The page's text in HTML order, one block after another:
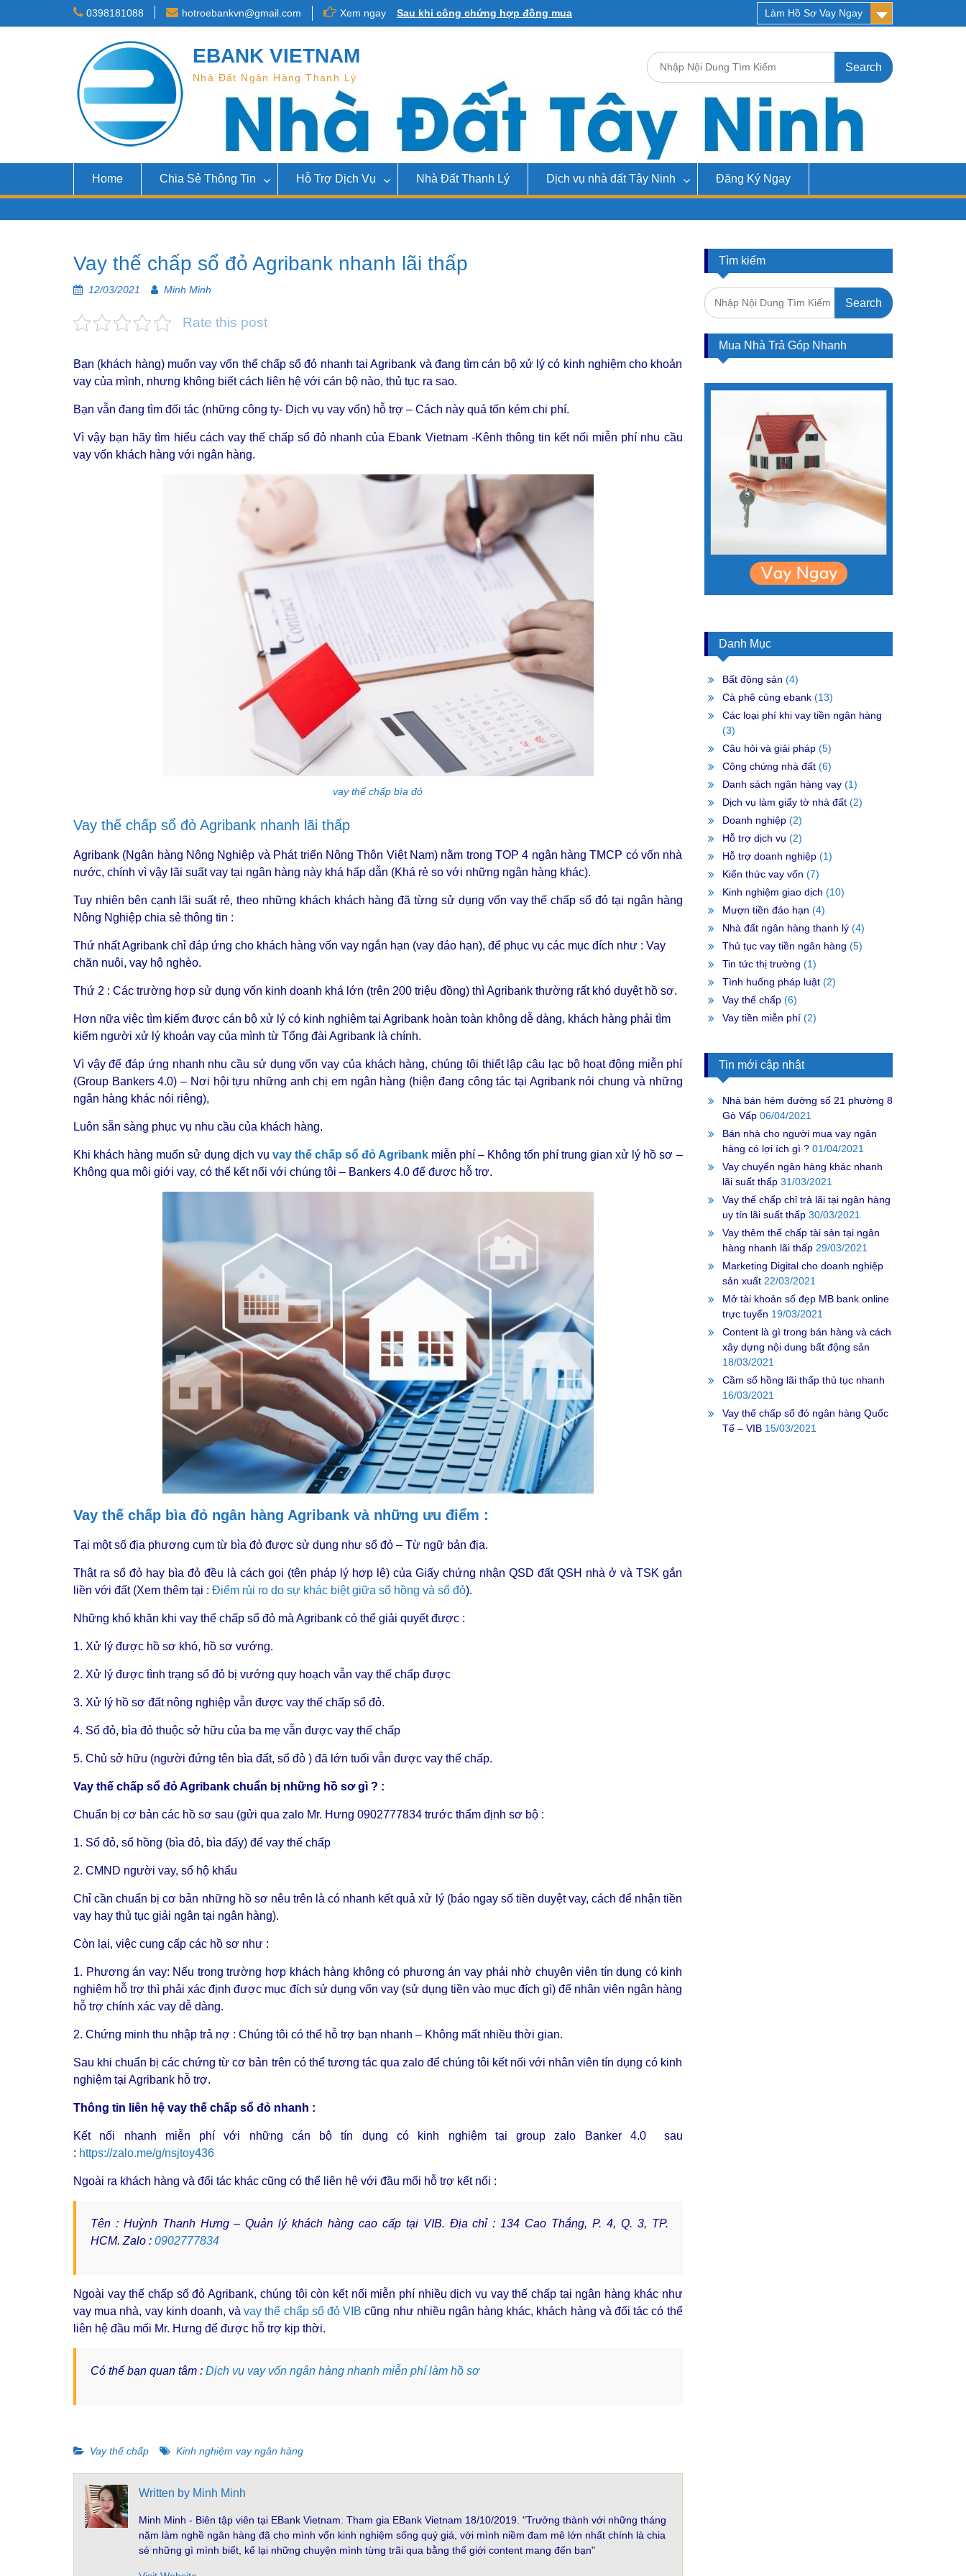
0398181088 hotroebankvn@gmail.com Xem ngay
Sau khi công chứng hợp đồng mua
bán nhà và những lưu ý về thuế
chuyển nhượng nhà đất
Làm Hồ Sơ Vay Ngay
EBANK VIETNAM
Nhà Đất Ngân Hàng Thanh Lý
Search
for:
Home Chia Sẻ Thông Tin Hỗ Trợ Dịch Vụ Nhà Đất Thanh Lý Dịch vụ nhà đất Tây Ninh Đăng Ký Ngay
Vay thế chấp sổ đỏ Agribank nhanh lãi thấp
12/03/2021 Minh Minh
Rate this post
Bạn (khách hàng) muốn vay vốn thế chấp sổ đỏ nhanh tại Agribank và đang tìm cán bộ xử lý có kinh nghiệm cho khoản
vay của mình, nhưng không biết cách liên hệ với cán bộ nào, thủ tục ra sao.
Bạn vẫn đang tìm đối tác (những công ty- Dịch vụ vay vốn) hỗ trợ – Cách này quá tốn kém chi phí.
Vì vậy bạn hãy tìm hiểu cách vay thế chấp sổ đỏ nhanh của Ebank Vietnam -Kênh thông tin kết nối miễn phí nhu cầu
vay vốn khách hàng với ngân hàng.
vay thế chấp bìa đỏ
Vay thế chấp sổ đỏ Agribank nhanh lãi thấp
Agribank (Ngân hàng Nông Nghiệp và Phát triển Nông Thôn Việt Nam) nằm trong TOP 4 ngân hàng TMCP có vốn nhà
nước, chính vì vậy lãi suất vay tại ngân hàng này khá hấp dẫn (Khá rẻ so với những ngân hàng khác).
Tuy nhiên bên cạnh lãi suất rẻ, theo những khách khách hàng đã từng sử dụng vốn vay thế chấp sổ đỏ tại ngân hàng
Nông Nghiệp chia sẻ thông tin :
Thứ nhất Agribank chỉ đáp ứng cho khách hàng vốn vay ngắn hạn (vay đáo hạn), để phục vụ các mục đích như : Vay
chăn nuôi, vay hộ nghèo.
Thứ 2 : Các trường hợp sử dụng vốn kinh doanh khá lớn (trên 200 triệu đồng) thì Agribank thường rất khó duyệt hồ sơ.
Hơn nữa việc tìm kiếm được cán bộ xử lý có kinh nghiệm tại Agribank hoàn toàn không dễ dàng, khách hàng phải tìm
kiếm người xử lý khoản vay của mình từ Tổng đài Agribank là chính.
Vì vậy để đáp ứng nhanh nhu cầu sử dụng vốn vay của khách hàng, chúng tôi thiết lập câu lạc bộ hoạt động miễn phí
(Group Bankers 4.0) – Nơi hội tựu những anh chị em ngân hàng (hiện đang công tác tại Agribank nói chung và những
ngân hàng khác nói riêng),
Luôn sẵn sàng phục vụ nhu cầu của khách hàng.
Khi khách hàng muốn sử dụng dịch vụvay thế chấp sổ đỏ Agribank miễn phí – Không tốn phí trung gian xử lý hồ sơ –
Không qua môi giới vay, có thể kết nối với chúng tôi – Bankers 4.0 để được hỗ trợ.
Vay thế chấp bìa đỏ ngân hàng Agribank và những ưu điểm :
Tại một số địa phương cụm từ bìa đỏ được sử dụng như sổ đỏ – Từ ngữ bản địa.
Thật ra sổ đỏ hay bìa đỏ đều là cách gọi (tên pháp lý hợp lệ) của Giấy chứng nhận QSD đất QSH nhà ở và TSK gắn
liền với đất (Xem thêm tại : Điểm rủi ro do sự khác biệt giữa sổ hồng và sổ đỏ).
Những khó khăn khi vay thế chấp sổ đỏ mà Agribank có thể giải quyết được :
1. Xử lý được hồ sơ khó, hồ sơ vướng.
2. Xử lý được tình trạng sổ đỏ bị vướng quy hoạch vẫn vay thế chấp được
3. Xử lý hồ sơ đất nông nghiệp vẫn được vay thế chấp sổ đỏ.
4. Sổ đỏ, bìa đỏ thuộc sở hữu của ba mẹ vẫn được vay thế chấp
5. Chủ sở hữu (người đứng tên bìa đất, sổ đỏ ) đã lớn tuổi vẫn được vay thế chấp.
Vay thế chấp sổ đỏ Agribank chuẩn bị những hồ sơ gì ? :
Chuẩn bị cơ bản các hồ sơ sau (gửi qua zalo Mr. Hưng 0902777834 trước thẩm định sơ bộ :
1. Sổ đỏ, sổ hồng (bìa đỏ, bìa đấy) để vay thế chấp
2. CMND người vay, sổ hộ khẩu
Chỉ cần chuẩn bị cơ bản những hồ sơ nêu trên là có nhanh kết quả xử lý (báo ngay số tiền duyệt vay, cách để nhận tiền
vay hay thủ tục giải ngân tại ngân hàng).
Còn lại, việc cung cấp các hồ sơ như :
1. Phương án vay: Nếu trong trường hợp khách hàng không có phương án vay phải nhờ chuyên viên tín dụng có kinh
nghiệm hỗ trợ thì phải xác định được mục đích sử dụng vốn vay (sử dụng tiền vào mục đích gì) để nhân viên ngân hàng
hỗ trợ chính xác vay dễ dàng.
2. Chứng minh thu nhập trả nợ : Chúng tôi có thể hỗ trợ bạn nhanh – Không mất nhiều thời gian.
Sau khi chuẩn bị các chứng từ cơ bản trên có thể tương tác qua zalo để chúng tôi kết nối với nhân viên tín dụng có kinh
nghiệm tại Agribank hỗ trợ.
Thông tin liên hệ vay thế chấp sổ đỏ nhanh :
Kết nối nhanh miễn phí với những cán bộ tín dụng có kinh nghiệm tại group zalo Banker 4.0 sau
: https://zalo.me/g/nsjtoy436
Ngoài ra khách hàng và đối tác khác cũng có thể liên hệ với đầu mối hỗ trợ kết nối :
Tên : Huỳnh Thanh Hưng – Quản lý khách hàng cao cấp tại VIB. Địa chỉ : 134 Cao Thắng, P. 4, Q. 3, TP.
HCM. Zalo : 0902777834
Ngoài vay thế chấp sổ đỏ Agribank, chúng tôi còn kết nối miễn phí nhiều dịch vụ vay thế chấp tại ngân hàng khác như
vay mua nhà, vay kinh doanh, vàvay thế chấp sổ đỏ VIB cũng như nhiều ngân hàng khác, khách hàng và đối tác có thể
liên hệ đầu mối Mr. Hưng để được hỗ trợ kịp thời.
Có thể bạn quan tâm : Dịch vụ vay vốn ngân hàng nhanh miễn phí làm hồ sơ
Vay thế chấp Kinh nghiệm vay ngân hàng
Written by Minh Minh
Minh Minh - Biên tập viên tại EBank Vietnam. Tham gia EBank Vietnam 18/10/2019. "Trưởng thành với những tháng
năm làm nghề ngân hàng đã cho mình vốn kinh nghiệm sống quý giá, với mình niềm đam mê lớn nhất chính là chia
sẻ những gì mình biết, kể lại những chuyện mình từng trãi qua bằng thế giới content mang đến bạn"
Tìm kiếm
Search
for:
Mua Nhà Trả Góp Nhanh
Danh Mục
Bất động sản (4)
Cà phê cùng ebank(13)
Các loại phí khi vay tiền ngân hàng
(3)
Câu hỏi và giải pháp(5)
Công chứng nhà đất(6)
Danh sách ngân hàng vay(1)
Dịch vụ làm giấy tờ nhà đất(2)
Doanh nghiệp(2)
Hỗ trợ dịch vụ (2)
Hỗ trợ doanh nghiệp(1)
Kiến thức vay vốn (7)
Kinh nghiệm giao dịch (10)
Mượn tiền đáo hạn (4)
Nhà đất ngân hàng thanh lý(4)
Thủ tục vay tiền ngân hàng (5)
Tin tức thị trường (1)
Tình huống pháp luật(2)
Vay thế chấp(6)
Vay tiền miễn phí(2)
Tin mới cập nhật
Nhà bán hẻm đường số 21 phường 8
Gò Vấp 06/04/2021
Bán nhà cho người mua vay ngân
hàng có lợi ích gì ? 01/04/2021
Vay chuyển ngân hàng khác nhanh
lãi suất thấp 31/03/2021
Vay thế chấp chỉ trả lãi tại ngân hàng
uy tín lãi suất thấp 30/03/2021
Vay thêm thế chấp tài sản tại ngân
hàng nhanh lãi thấp 29/03/2021
Marketing Digital cho doanh nghiệp
sản xuất 22/03/2021
Mở tài khoản số đẹp MB bank online
trực tuyến 19/03/2021
Content là gì trong bán hàng và cách
xây dựng nội dung bất động sản
18/03/2021
Cầm sổ hồng lãi thấp thủ tục nhanh
16/03/2021
Vay thế chấp sổ đỏ ngân hàng Quốc
Tế – VIB 15/03/2021